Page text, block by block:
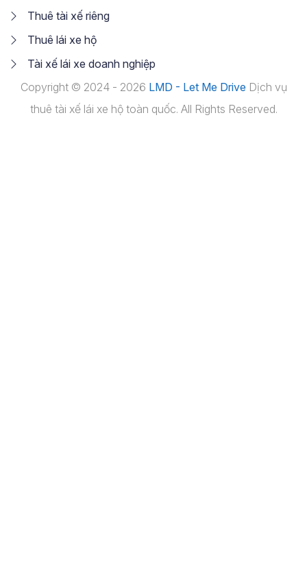
Thuê tài xế riêng
Thuê lái xe hộ
Tài xế lái xe doanh nghiệp
Copyright © 2024 - 2026 LMD - Let Me Drive Dịch vụ
thuê tài xế lái xe hộ toàn quốc. All Rights Reserved.